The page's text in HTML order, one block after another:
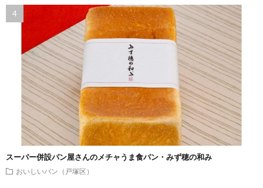
スーパー併設パン屋さんのメチャうま食パン・みず穂の和み
おいしいパン（戸塚区）